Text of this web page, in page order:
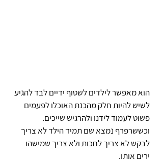
הוא מאפשר לילדים לשטוף ידיים לבד להגיע
לשיש להיות חלק מהכנת האוכלו לפעמים
פשוט לעמוד לידנו ולהרגיש שייכים.
וכששרפרף נמצא שם תמיד הילד לא צריך
לבקש לא צריך לחכות ולא צריך שמישהו
ירים אותו.